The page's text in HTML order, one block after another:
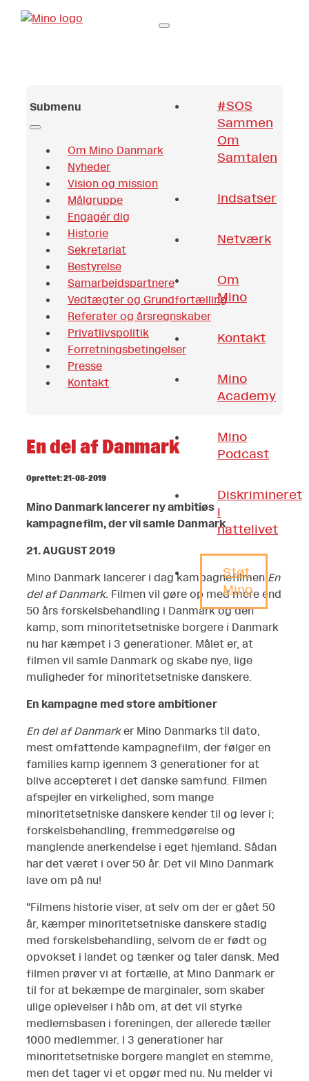
#SOS
Sammen
Om
Samtalen
Indsatser
Netværk
Om
Mino
Kontakt
Mino
Academy
Mino
Podcast
Diskrimineret
i
nattelivet
Støt
Mino
Submenu
Om Mino Danmark
Nyheder
Vision og mission
Målgruppe
Engagér dig
Historie
Sekretariat
Bestyrelse
Samarbejdspartnere
Vedtægter og Grundfortælling
Referater og årsregnskaber
Privatlivspolitik
Forretningsbetingelser
Presse
Kontakt
En del af Danmark
Oprettet: 21-08-2019
Mino Danmark lancerer ny ambitiøs
kampagnefilm, der vil samle Danmark
21. AUGUST 2019
Mino Danmark lancerer i dag kampagnefilmen En
del af Danmark. Filmen vil gøre op med mere end
50 års forskelsbehandling i Danmark og den
kamp, som minoritetsetniske borgere i Danmark
nu har kæmpet i 3 generationer. Målet er, at
filmen vil samle Danmark og skabe nye, lige
muligheder for minoritetsetniske danskere.
En kampagne med store ambitioner
En del af Danmarker Mino Danmarks til dato,
mest omfattende kampagnefilm, der følger en
families kamp igennem 3 generationer for at
blive accepteret i det danske samfund. Filmen
afspejler en virkelighed, som mange
minoritetsetniske danskere kender til og lever i;
forskelsbehandling, fremmedgørelse og
manglende anerkendelse i eget hjemland. Sådan
har det været i over 50 år. Det vil Mino Danmark
lave om på nu!
”Filmens historie viser, at selv om der er gået 50
år, kæmper minoritetsetniske danskere stadig
med forskelsbehandling, selvom de er født og
opvokset i landet og tænker og taler dansk. Med
filmen prøver vi at fortælle, at Mino Danmark er
til for at bekæmpe de marginaler, som skaber
ulige oplevelser i håb om, at det vil styrke
medlemsbasen i foreningen, der allerede tæller
1000 medlemmer. I 3 generationer har
minoritetsetniske borgere manglet en stemme,
men det tager vi et opgør med nu. Nu melder vi